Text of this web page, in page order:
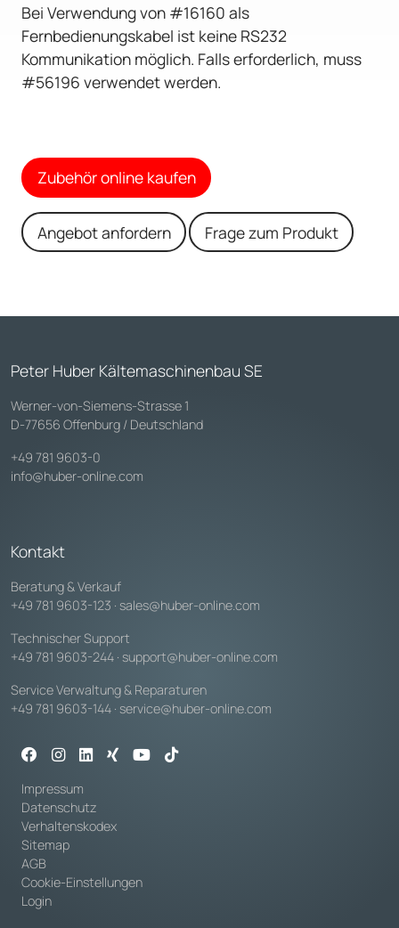
Bei Verwendung von #16160 als
Fernbedienungskabel ist keine RS232
Kommunikation möglich. Falls erforderlich, muss
#56196 verwendet werden.
Zubehör online kaufen
Angebot anfordern Frage zum Produkt
Peter Huber Kältemaschinenbau SE
Werner-von-Siemens-Strasse 1
D-77656 Offenburg / Deutschland
+49 781 9603-0
info@huber-online.com
Kontakt
Beratung & Verkauf
+49 781 9603-123 · sales@huber-online.com
Technischer Support
+49 781 9603-244 · support@huber-online.com
Service Verwaltung & Reparaturen
+49 781 9603-144 · service@huber-online.com
Impressum
Datenschutz
Verhaltenskodex
Sitemap
AGB
Cookie-Einstellungen
Login